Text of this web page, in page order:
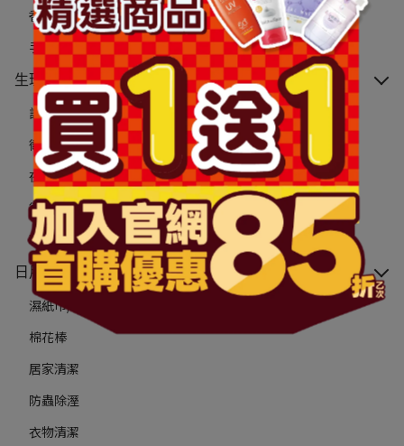
香皂
手部清潔
生理用品
護墊
衛生棉
夜用衛生棉/褲型衛生棉
衛生棉條
私密清潔
日用雜貨
濕紙巾/紙製品
棉花棒
居家清潔
防蟲除溼
衣物清潔